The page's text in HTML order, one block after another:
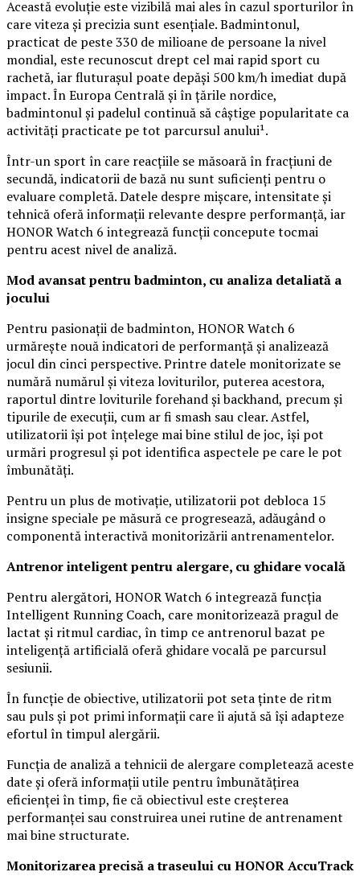
Această evoluție este vizibilă mai ales în cazul sporturilor în
care viteza și precizia sunt esențiale. Badmintonul,
practicat de peste 330 de milioane de persoane la nivel
mondial, este recunoscut drept cel mai rapid sport cu
rachetă, iar fluturașul poate depăși 500 km/h imediat după
impact. În Europa Centrală și în țările nordice,
badmintonul și padelul continuă să câștige popularitate ca
activități practicate pe tot parcursul anului¹.
Într-un sport în care reacțiile se măsoară în fracțiuni de
secundă, indicatorii de bază nu sunt suficienți pentru o
evaluare completă. Datele despre mișcare, intensitate și
tehnică oferă informații relevante despre performanță, iar
HONOR Watch 6 integrează funcții concepute tocmai
pentru acest nivel de analiză.
Mod avansat pentru badminton, cu analiza detaliată a
jocului
Pentru pasionații de badminton, HONOR Watch 6
urmărește nouă indicatori de performanță și analizează
jocul din cinci perspective. Printre datele monitorizate se
numără numărul și viteza loviturilor, puterea acestora,
raportul dintre loviturile forehand și backhand, precum și
tipurile de execuții, cum ar fi smash sau clear. Astfel,
utilizatorii își pot înțelege mai bine stilul de joc, își pot
urmări progresul și pot identifica aspectele pe care le pot
îmbunătăți.
Pentru un plus de motivație, utilizatorii pot debloca 15
insigne speciale pe măsură ce progresează, adăugând o
componentă interactivă monitorizării antrenamentelor.
Antrenor inteligent pentru alergare, cu ghidare vocală
Pentru alergători, HONOR Watch 6 integrează funcția
Intelligent Running Coach, care monitorizează pragul de
lactat și ritmul cardiac, în timp ce antrenorul bazat pe
inteligență artificială oferă ghidare vocală pe parcursul
sesiunii.
În funcție de obiective, utilizatorii pot seta ținte de ritm
sau puls și pot primi informații care îi ajută să își adapteze
efortul în timpul alergării.
Funcția de analiză a tehnicii de alergare completează aceste
date și oferă informații utile pentru îmbunătățirea
eficienței în timp, fie că obiectivul este creșterea
performanței sau construirea unei rutine de antrenament
mai bine structurate.
Monitorizarea precisă a traseului cu HONOR AccuTrack